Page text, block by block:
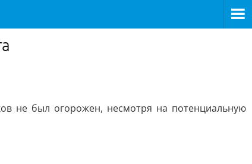
не был огорожен, несмотря на потенциальную